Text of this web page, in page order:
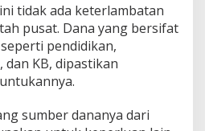
tidak ada keterlambatan
pusat. Dana yang bersifat
pendidikan,
KB, dipastikan
sumber dananya dari